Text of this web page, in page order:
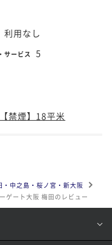
利用なし
サービス 5
禁煙】18平米
・中之島・桜ノ宮・新大阪
ゲート大阪 梅田のレビュー